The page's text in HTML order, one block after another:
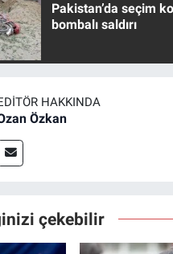
Pakistan’da seçim
bombalı saldırı
HAKKINDA
Özkan
çekebilir